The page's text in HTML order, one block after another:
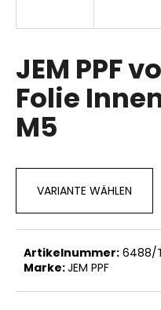
JEM PPF
Folie
M5
VARIANTE WÄHLEN
Artikelnummer: 6488/
Marke:JEM PPF
W
r
p
f
e
h